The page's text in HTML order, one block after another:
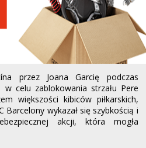
przez Joana Garcię podczas
celu zablokowania strzału Pere
większości kibiców piłkarskich,
Barcelony wykazał się szybkością i
akcji, która mogła